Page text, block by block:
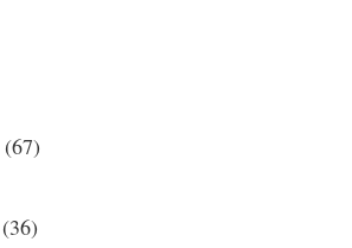
(67)
(36)